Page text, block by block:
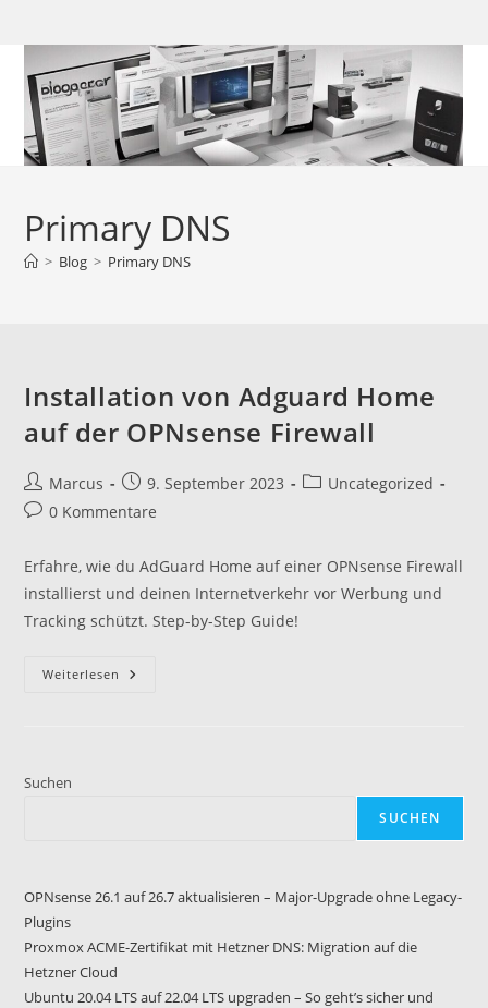
Inhalt
springen
Primary DNS
> Blog > Primary DNS
Installation von Adguard Home
auf der OPNsense Firewall
Beitrags-
Autor:
Marcus
Beitrag
veröffentlicht:
9. September 2023
Beitrags-
Uncategorized
Beitrags-
0 Kommentare
Erfahre, wie du AdGuard Home auf einer OPNsense Firewall
installierst und deinen Internetverkehr vor Werbung und
Tracking schützt. Step-by-Step Guide!
Weiterlesen Installation
Suchen
SUCHEN
OPNsense 26.1 auf 26.7 aktualisieren – Major-Upgrade ohne Legacy-
Plugins
Proxmox ACME-Zertifikat mit Hetzner DNS: Migration auf die
Hetzner Cloud
Ubuntu 20.04 LTS auf 22.04 LTS upgraden – So geht’s sicher und